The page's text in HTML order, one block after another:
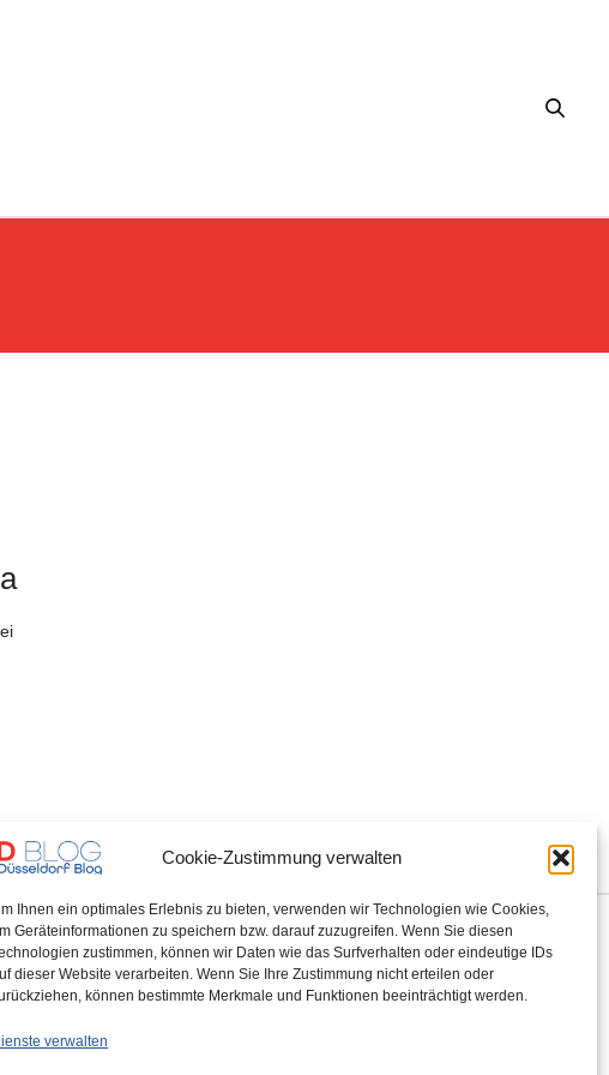
Cookie-Zustimmung verwalten
Ihnen ein optimales Erlebnis zu bieten, verwenden wir Technologien wie Cookies,
Geräteinformationen zu speichern bzw. darauf zuzugreifen. Wenn Sie diesen
zustimmen, können wir Daten wie das Surfverhalten oder eindeutige IDs
dieser Website verarbeiten. Wenn Sie Ihre Zustimmung nicht erteilen oder
können bestimmte Merkmale und Funktionen beeinträchtigt werden.
verwalten